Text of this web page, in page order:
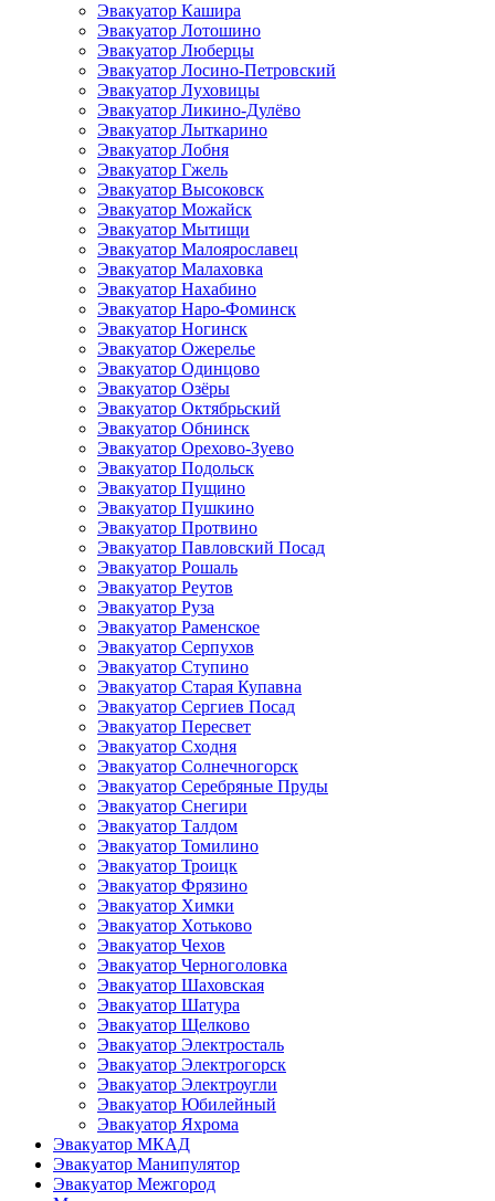
Эвакуатор Кашира
Эвакуатор Лотошино
Эвакуатор Люберцы
Эвакуатор Лосино-Петровский
Эвакуатор Луховицы
Эвакуатор Ликино-Дулёво
Эвакуатор Лыткарино
Эвакуатор Лобня
Эвакуатор Гжель
Эвакуатор Высоковск
Эвакуатор Можайск
Эвакуатор Мытищи
Эвакуатор Малоярославец
Эвакуатор Малаховка
Эвакуатор Нахабино
Эвакуатор Наро-Фоминск
Эвакуатор Ногинск
Эвакуатор Ожерелье
Эвакуатор Одинцово
Эвакуатор Озёры
Эвакуатор Октябрьский
Эвакуатор Обнинск
Эвакуатор Орехово-Зуево
Эвакуатор Подольск
Эвакуатор Пущино
Эвакуатор Пушкино
Эвакуатор Протвино
Эвакуатор Павловский Посад
Эвакуатор Рошаль
Эвакуатор Реутов
Эвакуатор Руза
Эвакуатор Раменское
Эвакуатор Серпухов
Эвакуатор Ступино
Эвакуатор Старая Купавна
Эвакуатор Сергиев Посад
Эвакуатор Пересвет
Эвакуатор Сходня
Эвакуатор Солнечногорск
Эвакуатор Серебряные Пруды
Эвакуатор Снегири
Эвакуатор Талдом
Эвакуатор Томилино
Эвакуатор Троицк
Эвакуатор Фрязино
Эвакуатор Химки
Эвакуатор Хотьково
Эвакуатор Чехов
Эвакуатор Черноголовка
Эвакуатор Шаховская
Эвакуатор Шатура
Эвакуатор Щелково
Эвакуатор Электросталь
Эвакуатор Электрогорск
Эвакуатор Электроугли
Эвакуатор Юбилейный
Эвакуатор Яхрома
Эвакуатор МКАД
Эвакуатор Манипулятор
Эвакуатор Межгород